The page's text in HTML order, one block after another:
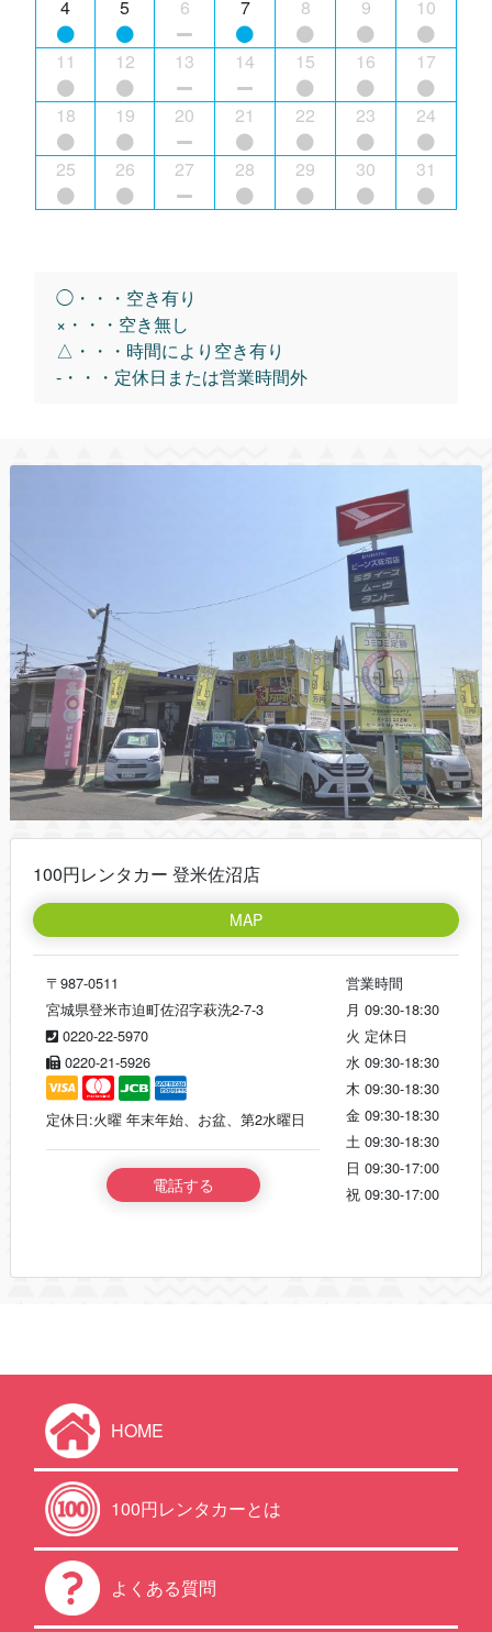
4 5 6 7 8 9 10
11 12 13 14 15 16 17
18 19 20 21 22 23 24
25 26 27 28 29 30 31
◯・・・空き有り
×・・・空き無し
△・・・時間により空き有り
-・・・定休日または営業時間外
100円レンタカー 登米佐沼店
MAP
〒987-0511
宮城県登米市迫町佐沼字萩洗2-7-3
0220-22-5970
0220-21-5926
定休日:火曜 年末年始、お盆、第2水曜日
電話する
営業時間
月 09:30-18:30
火 定休日
水 09:30-18:30
木 09:30-18:30
金 09:30-18:30
土 09:30-18:30
日 09:30-17:00
祝 09:30-17:00
HOME
100円レンタカーとは
よくある質問